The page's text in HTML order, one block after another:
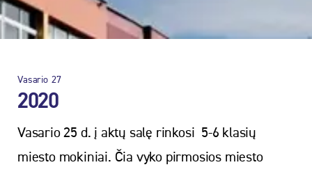
Vasario 27
2020
Vasario 25 d. į aktų salę rinkosi 5-6 klasių
miesto mokiniai. Čia vyko pirmosios miesto